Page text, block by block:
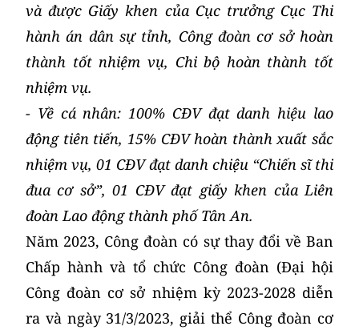
và được Giấy khen của Cục trưởng Cục Thi
hành án dân sự tỉnh, Công đoàn cơ sở hoàn
thành tốt nhiệm vụ, Chi bộ hoàn thành tốt
nhiệm vụ.
- Về cá nhân: 100% CĐV đạt danh hiệu lao
động tiên tiến, 15% CĐV hoàn thành xuất sắc
nhiệm vụ, 01 CĐV đạt danh chiệu “Chiến sĩ thi
đua cơ sở”, 01 CĐV đạt giấy khen của Liên
đoàn Lao động thành phố Tân An.
Năm 2023, Công đoàn có sự thay đổi về Ban
Chấp hành và tổ chức Công đoàn (Đại hội
Công đoàn cơ sở nhiệm kỳ 2023-2028 diễn
ra và ngày 31/3/2023, giải thể Công đoàn cơ